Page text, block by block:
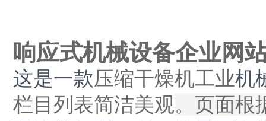
响应式机械设备企业网
这是一款压缩干燥机工业机
栏目列表简洁美观。页面根